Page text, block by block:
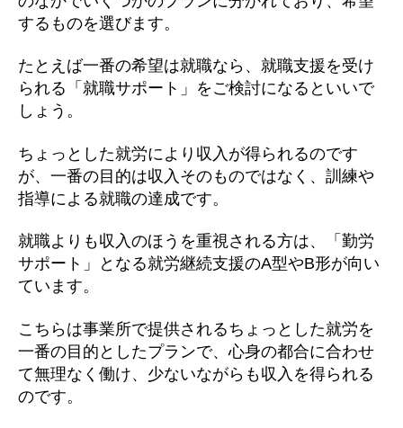
するものを選びます。
たとえば一番の希望は就職なら、就職支援を受け
られる「就職サポート」をご検討になるといいで
しょう。
ちょっとした就労により収入が得られるのです
が、一番の目的は収入そのものではなく、訓練や
指導による就職の達成です。
就職よりも収入のほうを重視される方は、「勤労
サポート」となる就労継続支援のA型やB形が向い
ています。
こちらは事業所で提供されるちょっとした就労を
一番の目的としたプランで、心身の都合に合わせ
て無理なく働け、少ないながらも収入を得られる
のです。